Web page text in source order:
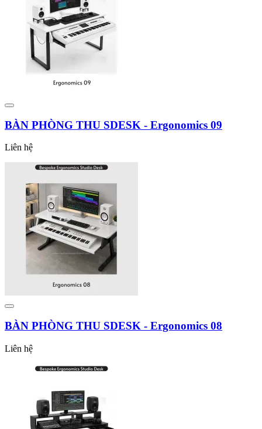
BÀN PHÒNG THU SDESK - Ergonomics 09
Liên hệ
BÀN PHÒNG THU SDESK - Ergonomics 08
Liên hệ